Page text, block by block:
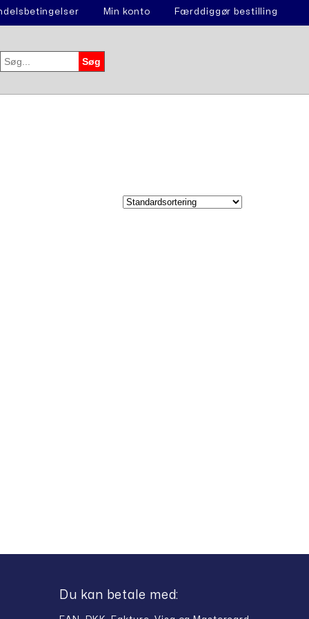
Min konto Færddiggør bestilling
Du kan betale med: